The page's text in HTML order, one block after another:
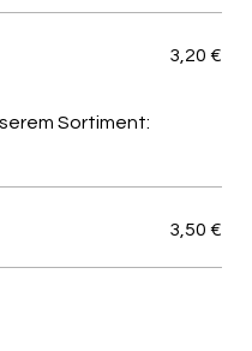
Sortiment:
3,20 €
3,50 €